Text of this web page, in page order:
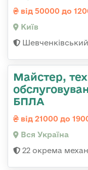
від 50000 до
Київ
Майстер,
БПЛА
від 21000 до
Вся Україна
22 окрема